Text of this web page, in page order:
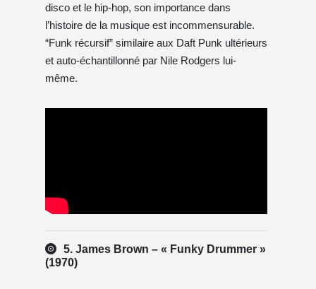
disco et le hip-hop, son importance dans
l’histoire de la musique est incommensurable.
“Funk récursif” similaire aux Daft Punk ultérieurs
et auto-échantillonné par Nile Rodgers lui-
même.
5. James Brown – « Funky Drummer »
(1970)